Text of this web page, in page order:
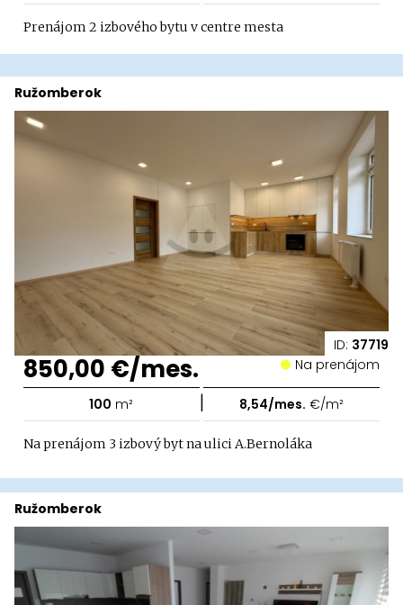
Prenájom 2 izbového bytu v centre mesta
ID: 37719
Ružomberok
850,00 €/mes. Na prenájom
100 m² | 8,54/mes. €/m²
Na prenájom 3 izbový byt na ulici A.Bernoláka
Ružomberok